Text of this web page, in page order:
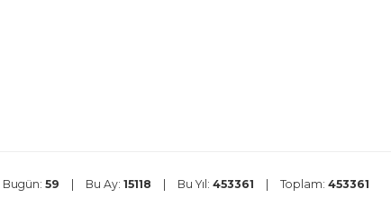
Bugün: 59 Bu Ay: 15118 Bu Yıl: 453361 Toplam: 453361